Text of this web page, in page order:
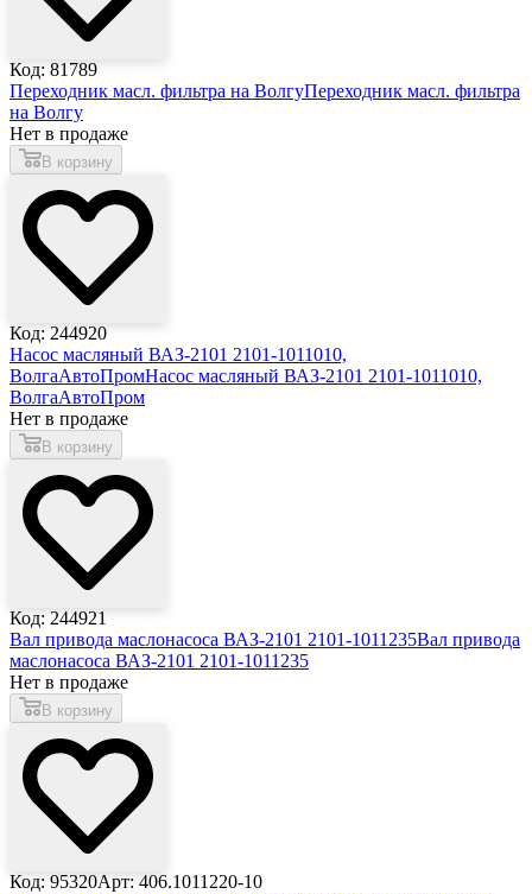
Код: 81789
Переходник масл. фильтра на ВолгуПереходник масл. фильтра
на Волгу
Нет в продаже
В корзину
Код: 244920
Насос масляный ВАЗ-2101 2101-1011010,
ВолгаАвтоПромНасос масляный ВАЗ-2101 2101-1011010,
ВолгаАвтоПром
Нет в продаже
В корзину
Код: 244921
Вал привода маслонасоса ВАЗ-2101 2101-1011235Вал привода
маслонасоса ВАЗ-2101 2101-1011235
Нет в продаже
В корзину
Код: 95320Арт: 406.1011220-10